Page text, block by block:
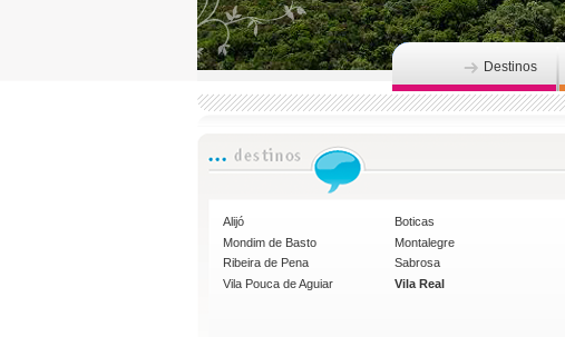
Destinos
Alijó Boticas
Mondim de Basto
Montalegre
Ribeira de Pena
Sabrosa
Vila Pouca de Aguiar
Vila Real